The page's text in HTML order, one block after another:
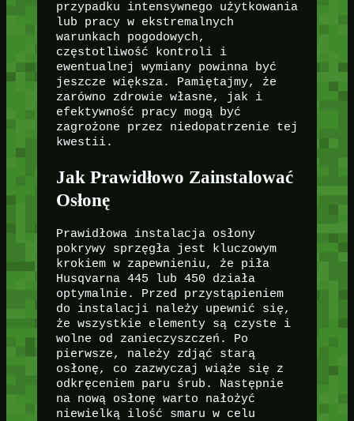
przypadku intensywnego użytkowania
lub pracy w ekstremalnych
warunkach pogodowych,
częstotliwość kontroli i
ewentualnej wymiany powinna być
jeszcze większa. Pamiętajmy, że
zarówno zdrowie własne, jak i
efektywność pracy mogą być
zagrożone przez niedopatrzenie tej
kwestii.
Jak Prawidłowo Zainstalować
Osłonę
Prawidłowa instalacja osłony
pokrywy sprzęgła jest kluczowym
krokiem w zapewnieniu, że piła
Husqvarna 445 lub 450 działa
optymalnie. Przed przystąpieniem
do instalacji należy upewnić się,
że wszystkie elementy są czyste i
wolne od zanieczyszczeń. Po
pierwsze, należy zdjąć starą
osłonę, co zazwyczaj wiąże się z
odkręceniem paru śrub. Następnie
na nową osłonę warto nałożyć
niewielką ilość smaru w celu